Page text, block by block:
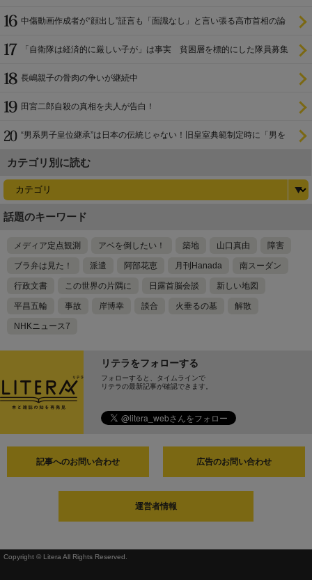
中傷動画作成者が“顔出し”証言も「面識なし」と言い張る高市首相の論
「自衛隊は経済的に厳しい子が」は事実 貧困層を標的にした隊員募集
長嶋親子の骨肉の争いが継続中
田宮二郎自殺の真相を夫人が告白！
“男系男子皇位継承”は日本の伝統じゃない！旧皇室典範制定時に「男を
尊び女を卑む」と
カテゴリ別に読む
話題のキーワード
メディア定点観測 アベを倒したい！ 築地 山口真由 障害
ブラ弁は見た！ 派遣 阿部花恵 月刊Hanada 南スーダン
行政文書 この世界の片隅に 日露首脳会談 新しい地図
平昌五輪 事故 岸博幸 談合 火垂るの墓 解散
NHKニュース7
リテラをフォローする
フォローすると、タイムラインで
リテラの最新記事が確認できます。
記事へのお問い合わせ 広告のお問い合わせ
運営者情報
Copyright © Litera All Rights Reserved.